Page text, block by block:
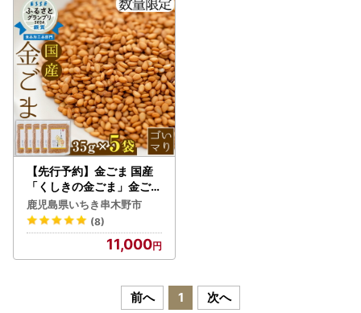
【先行予約】金ごま 国産
「くしきの金ごま」金ごま
【数量限定】【00-073-
01-SK】
鹿児島県いちき串木野市
(8)
11,000
前へ 1 次へ